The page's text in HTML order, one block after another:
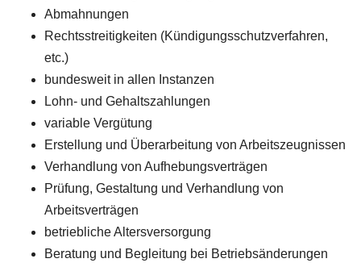
Abmahnungen
Rechtsstreitigkeiten (Kündigungsschutzverfahren,
etc.)
bundesweit in allen Instanzen
Lohn- und Gehaltszahlungen
variable Vergütung
Erstellung und Überarbeitung von Arbeitszeugnissen
Verhandlung von Aufhebungsverträgen
Prüfung, Gestaltung und Verhandlung von
Arbeitsverträgen
betriebliche Altersversorgung
Beratung und Begleitung bei Betriebsänderungen